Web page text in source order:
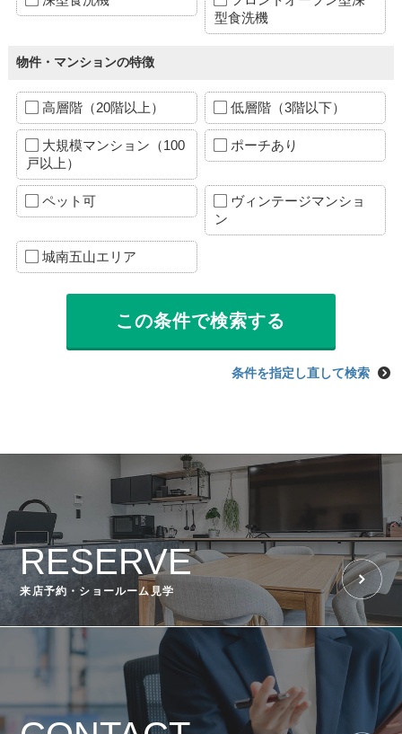
型食洗機
物件・マンションの特徴
高層階（20階以上） 低層階（3階以下）
大規模マンション（100
戸以上）
ポーチあり
ペット可
ヴィンテージマンショ
ン
城南五山エリア
条件を指定し直して検索
RESERVE
来店予約・ショールーム見学